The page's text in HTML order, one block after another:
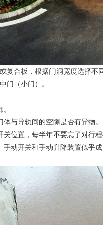
合板，根据门洞宽度选择不
门（小门）。
与导轨间的空隙是否有异物。
位置，每半年不要忘了对行
开关和手动升降装置似乎